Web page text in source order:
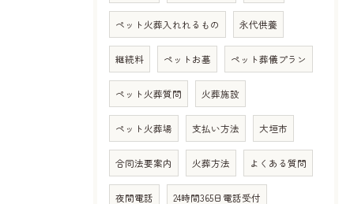
ペット火葬入れれるもの 永代供養
継続料 ペットお墓 ペット葬儀プラン
ペット火葬質問 火葬施設
ペット火葬場 支払い方法 大垣市
合同法要案内 火葬方法 よくある質問
夜間電話 24時間365日電話受付